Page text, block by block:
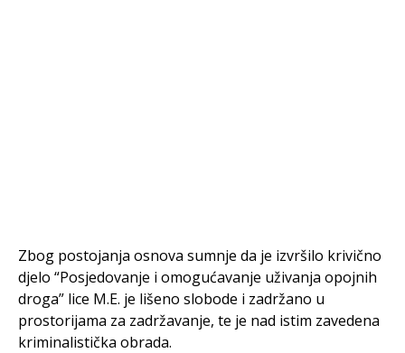
Zbog postojanja osnova sumnje da je izvršilo krivično
djelo “Posjedovanje i omogućavanje uživanja opojnih
droga” lice M.E. je lišeno slobode i zadržano u
prostorijama za zadržavanje, te je nad istim zavedena
kriminalistička obrada.